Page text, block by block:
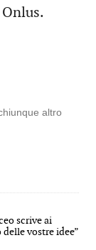
altro
scrive ai
vostre idee”